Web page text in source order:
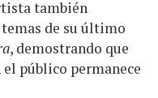
también
de su último
, demostrando que
el público permanece